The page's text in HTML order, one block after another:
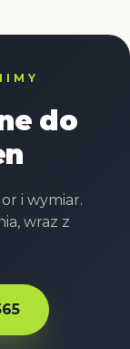
do
i wymiar.
wraz z